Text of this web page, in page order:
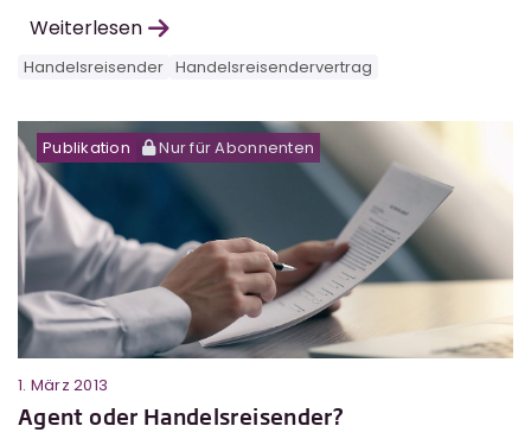
Weiterlesen
Handelsreisender Handelsreisendervertrag
Publikation Nur für Abonnenten
1. März 2013
Agent oder Handelsreisender?